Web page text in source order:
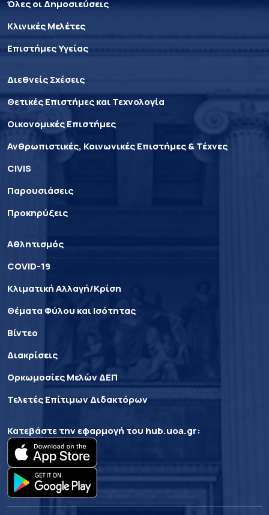
Όλες οι Δημοσιεύσεις
Κλινικές Μελέτες
Επιστήμες Υγείας
Διεθνείς Σχέσεις
Θετικές Επιστήμες και Τεχνολογία
Οικονομικές Επιστήμες
Ανθρωπιστικές, Κοινωνικές Επιστήμες & Τέχνες
CIVIS
Παρουσιάσεις
Προκηρύξεις
Αθλητισμός
COVID-19
Κλιματική Αλλαγή/Κρίση
Θέματα Φύλου και Ισότητας
Βίντεο
Διακρίσεις
Ορκωμοσίες Μελών ΔΕΠ
Τελετές Επίτιμων Διδακτόρων
Κατεβάστε την εφαρμογή του hub.uoa.gr: